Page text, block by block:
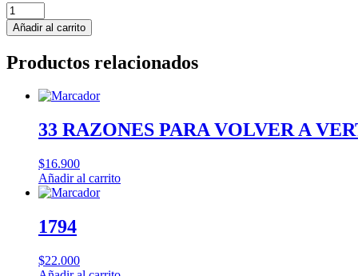
EL
COMPLEJO
DE
-
Blake
Añadir al carrito
Productos relacionados
33 RAZONES PARA VOLVER A
$16.900
Añadir al carrito
1794
$22.000